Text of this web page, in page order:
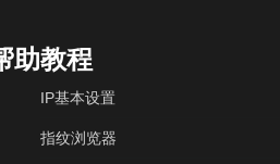
助教程
IP基本设置
指纹浏览器